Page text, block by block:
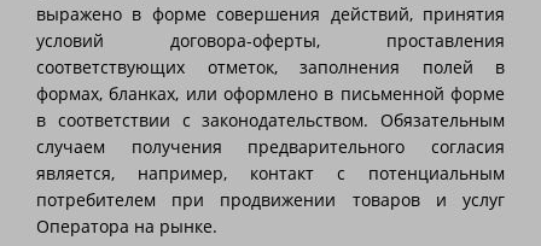
выражено в форме совершения действий, принятия
условий договора-оферты, проставления
соответствующих отметок, заполнения полей в
формах, бланках, или оформлено в письменной форме
в соответствии с законодательством. Обязательным
случаем получения предварительного согласия
является, например, контакт с потенциальным
потребителем при продвижении товаров и услуг
Оператора на рынке.